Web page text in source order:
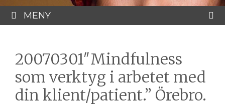
MENY
20070301″Mindfulness
som verktyg i arbetet med
din klient/patient.” Örebro.